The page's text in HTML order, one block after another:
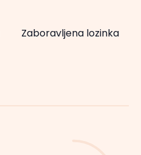
Zaboravljena lozinka